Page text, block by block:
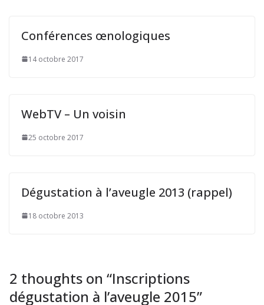
Conférences œnologiques
14 octobre 2017
WebTV – Un voisin
25 octobre 2017
Dégustation à l’aveugle 2013 (rappel)
18 octobre 2013
2 thoughts on “Inscriptions
dégustation à l’aveugle 2015”